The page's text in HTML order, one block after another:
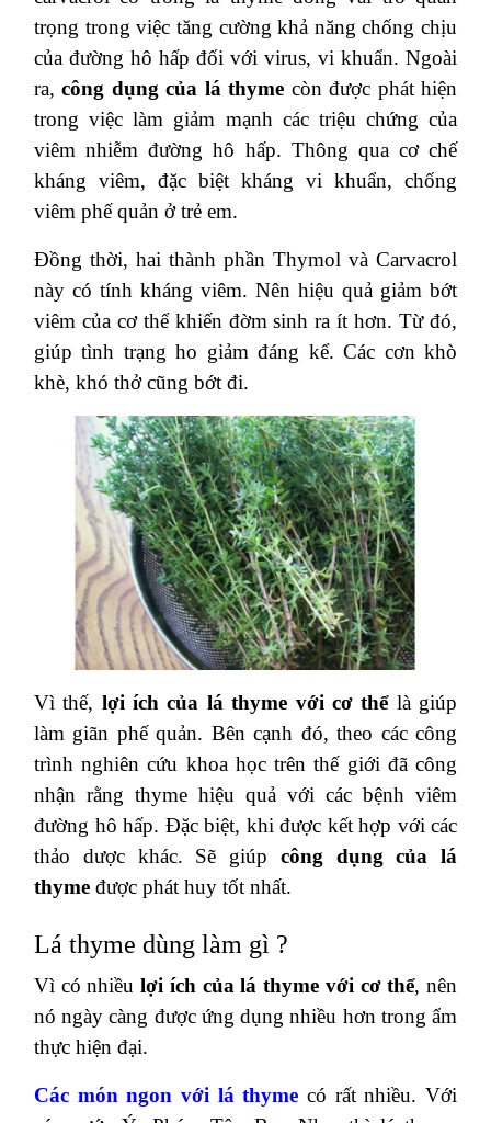
trọng trong việc tăng cường khả năng chống chịu
của đường hô hấp đối với virus, vi khuẩn. Ngoài
ra,công dụng của lá thyme còn được phát hiện
trong việc làm giảm mạnh các triệu chứng của
viêm nhiễm đường hô hấp. Thông qua cơ chế
kháng viêm, đặc biệt kháng vi khuẩn, chống
viêm phế quản ở trẻ em.
Đồng thời, hai thành phần Thymol và Carvacrol
này có tính kháng viêm. Nên hiệu quả giảm bớt
viêm của cơ thể khiến đờm sinh ra ít hơn. Từ đó,
giúp tình trạng ho giảm đáng kể. Các cơn khò
khè, khó thở cũng bớt đi.
Vì thế, lợi ích của lá thyme với cơ thểlà giúp
làm giãn phế quản. Bên cạnh đó, theo các công
trình nghiên cứu khoa học trên thế giới đã công
nhận rằng thyme hiệu quả với các bệnh viêm
đường hô hấp. Đặc biệt, khi được kết hợp với các
thảo dược khác. Sẽ giúp công dụng của lá
thyme được phát huy tốt nhất.
Lá thyme dùng làm gì ?
Vì có nhiềulợi ích của lá thyme với cơ thể, nên
nó ngày càng được ứng dụng nhiều hơn trong ẩm
thực hiện đại.
Các món ngon với lá thyme có rất nhiều. Với